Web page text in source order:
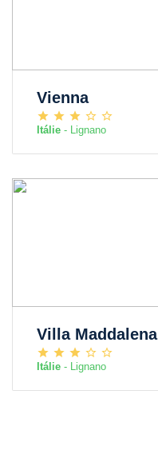
Vienna
Itálie - Lignano
Villa Maddalena
Itálie - Lignano